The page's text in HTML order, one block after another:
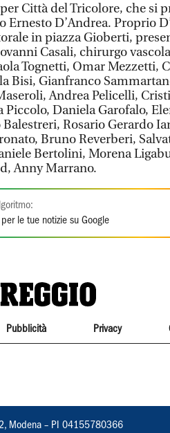
Città del Tricolore, che si
Ernesto D’Andrea. Proprio
in piazza Gioberti,
Casali, chirurgo
Tognetti, Omar Mezzetti,
Bisi, Gianfranco
Andrea Pelicelli,
Daniela Garofalo,
Rosario Gerardo
Bruno Reverberi,
Bertolini, Morena
Anny Marrano.
le tue notizie su Google
Pubblicità Privacy
Modena – PI 04155780366